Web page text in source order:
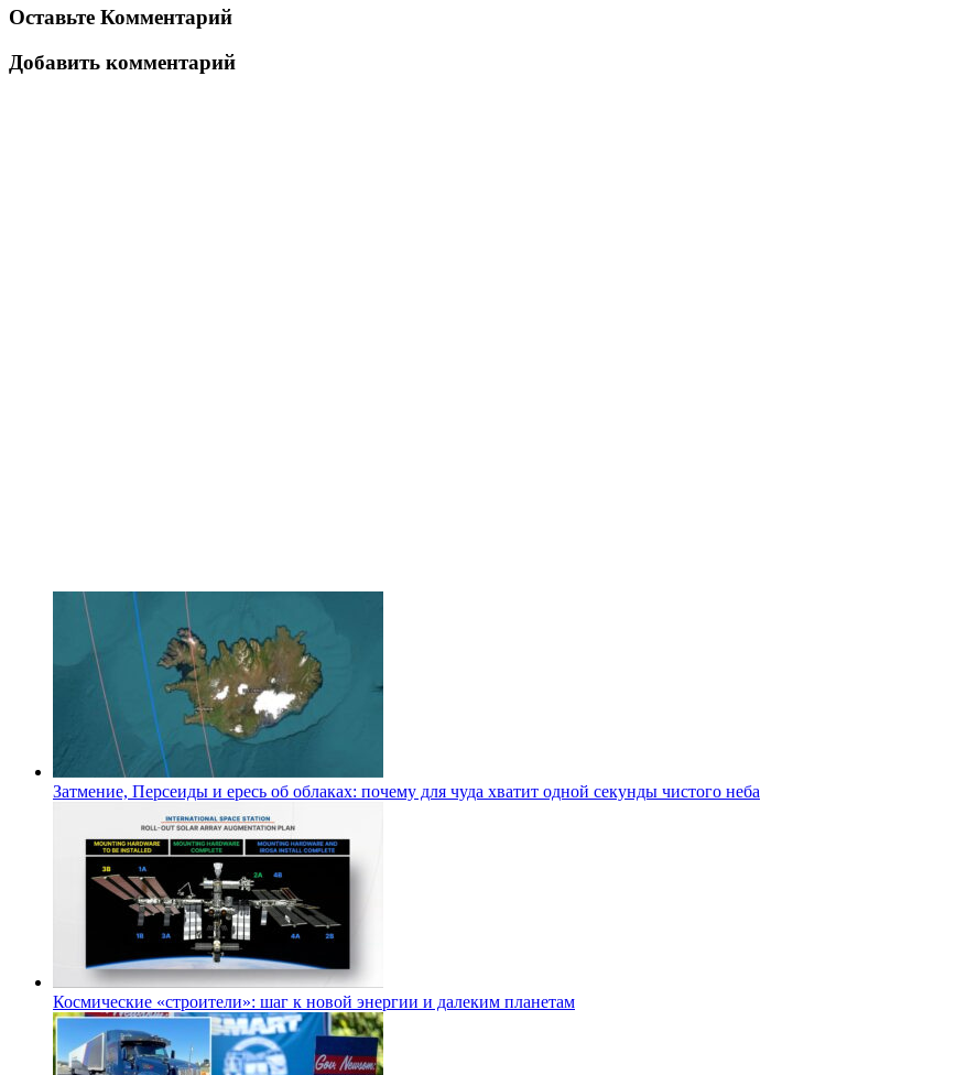
Оставьте Комментарий
Добавить комментарий
Затмение, Персеиды и ересь об облаках: почему для чуда хватит одной секунды чистого неба
Космические «строители»: шаг к новой энергии и далеким планетам